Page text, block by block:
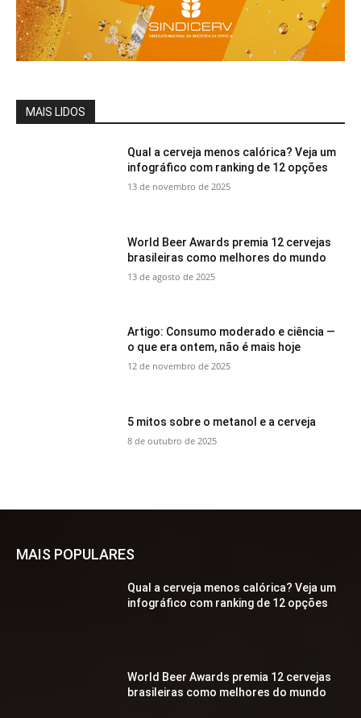
MAIS LIDOS
Qual a cerveja menos calórica? Veja um
infográfico com ranking de 12 opções
13 de novembro de 2025
World Beer Awards premia 12 cervejas
brasileiras como melhores do mundo
13 de agosto de 2025
Artigo: Consumo moderado e ciência —
o que era ontem, não é mais hoje
12 de novembro de 2025
5 mitos sobre o metanol e a cerveja
8 de outubro de 2025
MAIS POPULARES
Qual a cerveja menos calórica? Veja um
infográfico com ranking de 12 opções
World Beer Awards premia 12 cervejas
brasileiras como melhores do mundo